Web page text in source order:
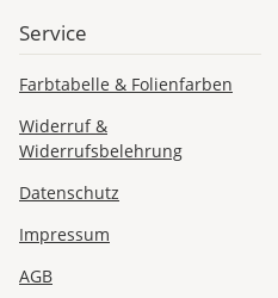
Service
Farbtabelle & Folienfarben
Widerruf &
Widerrufsbelehrung
Datenschutz
Impressum
AGB